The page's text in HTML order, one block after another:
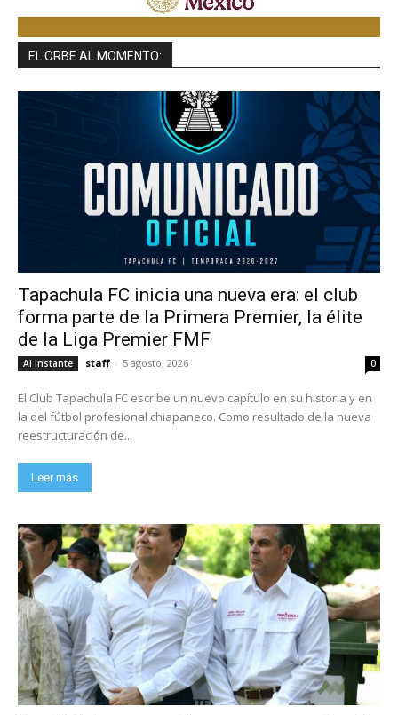
EL ORBE AL MOMENTO:
Tapachula FC inicia una nueva era: el club
forma parte de la Primera Premier, la élite
de la Liga Premier FMF
Al Instante staff - 5 agosto, 2026 0
El Club Tapachula FC escribe un nuevo capítulo en su historia y en
la del fútbol profesional chiapaneco. Como resultado de la nueva
reestructuración de...
Leer más